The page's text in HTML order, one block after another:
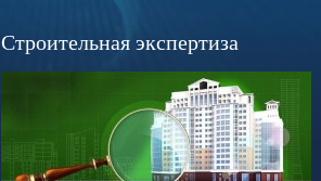
Строительная экспертиза